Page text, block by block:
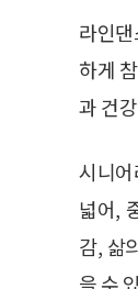
라인
하게
과 건
시니
넓어,
감, 삶